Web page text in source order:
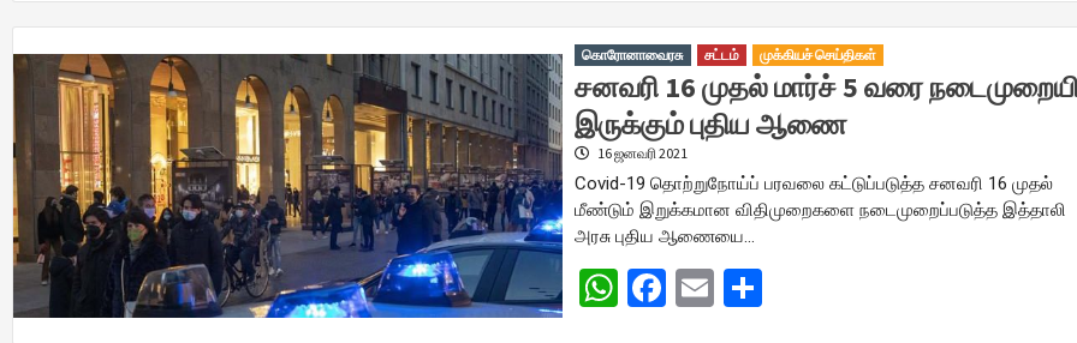
கொரோனாவைரசு சட்டம் முக்கியச் செய்திகள்
சனவரி 16 முதல் மார்ச் 5 வரை
இருக்கும் புதிய ஆணை
16 ஜனவரி 2021
Covid-19 தொற்றுநோய்ப் பரவலை கட்டுப்படுத்த சனவரி 16 முதல்
மீண்டும் இறுக்கமான விதிமுறைகளை நடைமுறைப்படுத்த இத்தாலி
அரசு புதிய ஆணையை…
WhatsApp
Facebook
Email